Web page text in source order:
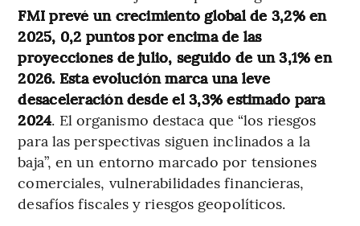
FMI prevé un crecimiento global de 3,2% en
2025, 0,2 puntos por encima de las
proyecciones de julio, seguido de un 3,1% en
2026. Esta evolución marca una leve
desaceleración desde el 3,3% estimado para
2024. El organismo destaca que “los riesgos
para las perspectivas siguen inclinados a la
baja”, en un entorno marcado por tensiones
comerciales, vulnerabilidades financieras,
desafíos fiscales y riesgos geopolíticos.